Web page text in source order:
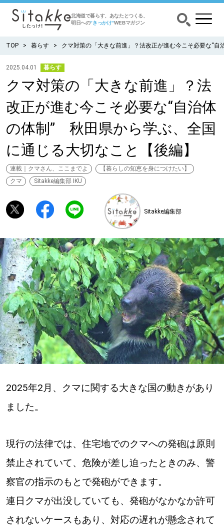
北海道で暮らす、あなたとつくる、
明日への”きっかけ”WEBマガジン
CATEGORY カテゴリー
食べる
出かける
暮らす
深める
ゆるむ
SitakkeTV
LOCAL ローカルエリア
all
札幌
道北
道南
道東
道央
TOP 暮らす クマ対策の「大きな前進」？法改正が進む今こそ必要な“
2025.04.01 暮らす
クマ対策の「大きな前進」？法
改正が進む今こそ必要な“自治体
の体制” 秋田県から学ぶ、全国
に通じる大切なこと【後編】
連載｜クマさん、ここまでよ
【暮らしの知恵を身につけたい】
クマ
Sitakke編集部 IKU
Sitakke編集部
2025年2月、クマに関する大きな国の動きがあり
ました。
現行の法律では、住宅地でのクマへの発砲は原則
禁止されていて、危険が差し迫ったときのみ、警
察官の指示のもとで発砲ができます。
連日クマが出没していても、発砲がなかなか許可
されないケースもあり、対応の遅れが懸念されて